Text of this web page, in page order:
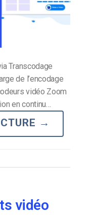
Transcodage
de l’encodage
vidéo Zoom
en continu…
→
vidéo